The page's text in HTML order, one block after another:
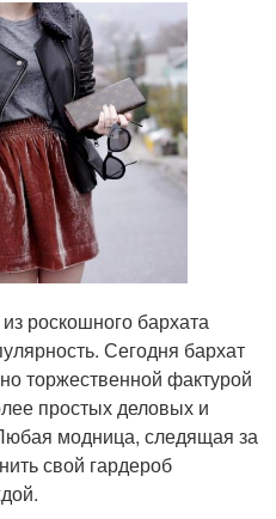
роскошного бархата
Сегодня бархат
торжественной фактурой
простых деловых и
модница, следящая за
свой гардероб